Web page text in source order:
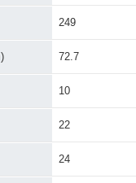
249
72.7
10
22
24